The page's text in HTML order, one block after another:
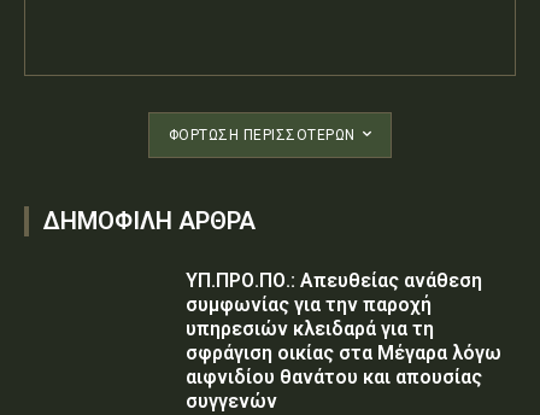
ΦΌΡΤΩΣΗ ΠΕΡΙΣΣΟΤΈΡΩΝ
ΔΗΜΟΦΙΛΗ ΑΡΘΡΑ
ΥΠ.ΠΡΟ.ΠΟ.: Απευθείας ανάθεση
συμφωνίας για την παροχή
υπηρεσιών κλειδαρά για τη
σφράγιση οικίας στα Μέγαρα λόγω
αιφνιδίου θανάτου και απουσίας
συγγενών